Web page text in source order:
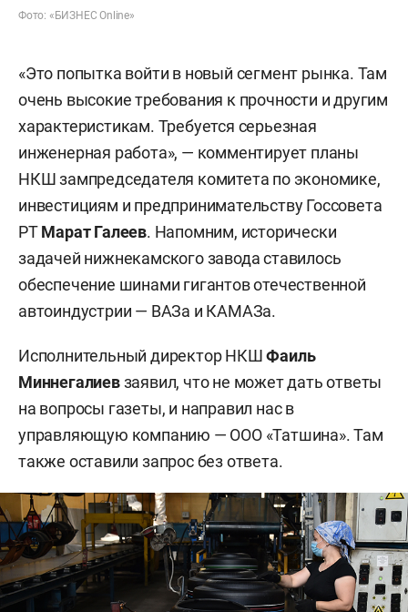
Фото: «БИЗНЕС Online»
«Это попытка войти в новый сегмент рынка. Там
очень высокие требования к прочности и другим
характеристикам. Требуется серьезная
инженерная работа», — комментирует планы
НКШ зампредседателя комитета по экономике,
инвестициям и предпринимательству Госсовета
РТМарат Галеев. Напомним, исторически
задачей нижнекамского завода ставилось
обеспечение шинами гигантов отечественной
автоиндустрии — ВАЗа и КАМАЗа.
Исполнительный директор НКШФаиль
Миннегалиевзаявил, что не может дать ответы
на вопросы газеты, и направил нас в
управляющую компанию — ООО «Татшина». Там
также оставили запрос без ответа.